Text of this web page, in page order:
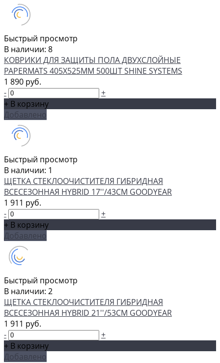
Быстрый просмотр
В наличии: 8
КОВРИКИ ДЛЯ ЗАЩИТЫ ПОЛА ДВУХСЛОЙНЫЕ
PAPERMATS 405Х525ММ 500ШТ SHINE SYSTEMS
1 890 руб.
-
+
+ В корзину
Добавлено
Быстрый просмотр
В наличии: 1
ЩЕТКА СТЕКЛООЧИСТИТЕЛЯ ГИБРИДНАЯ
ВСЕСЕЗОННАЯ HYBRID 17''/43СМ GOODYEAR
1 911 руб.
-
+
+ В корзину
Добавлено
Быстрый просмотр
В наличии: 2
ЩЕТКА СТЕКЛООЧИСТИТЕЛЯ ГИБРИДНАЯ
ВСЕСЕЗОННАЯ HYBRID 21''/53СМ GOODYEAR
1 911 руб.
-
+
+ В корзину
Добавлено